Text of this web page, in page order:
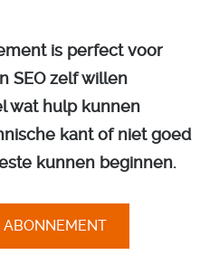
is perfect voor
SEO zelf willen
wat hulp kunnen
kant of niet goed
kunnen beginnen.
ABONNEMENT